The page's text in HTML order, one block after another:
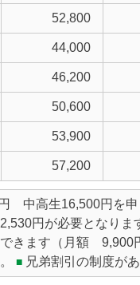
52,800
44,000
46,200
50,600
53,900
57,200
中高生16,500円を
円が必要となりま
できます（月額
■兄弟割引の制度があ